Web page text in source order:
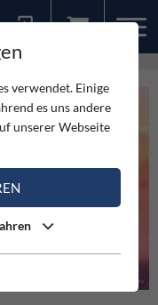
in den Bergen
(c) Adobe Stock – Maridav
verwendet. Einige
es uns andere
unserer Webseite